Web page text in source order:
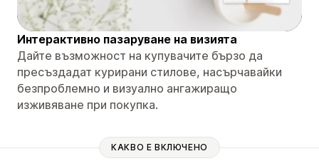
Интерактивно пазаруване на визията
Дайте възможност на купувачите бързо да
пресъздадат курирани стилове, насърчавайки
безпроблемно и визуално ангажиращо
изживяване при покупка.
КАКВО Е ВКЛЮЧЕНО